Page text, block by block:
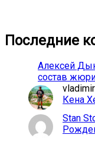
Последние
Алексей
состав
Кена
Stan